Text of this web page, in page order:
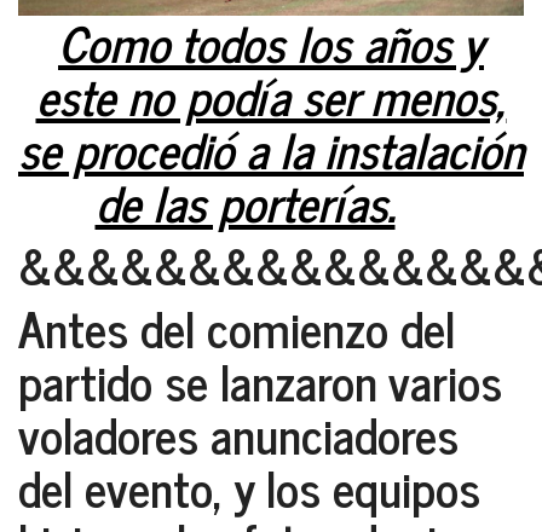
Como todos los años y
este no podía ser menos,
se procedió a la instalación
de las porterías.
Antes del comienzo del
partido se lanzaron varios
voladores anunciadores
del evento, y los equipos